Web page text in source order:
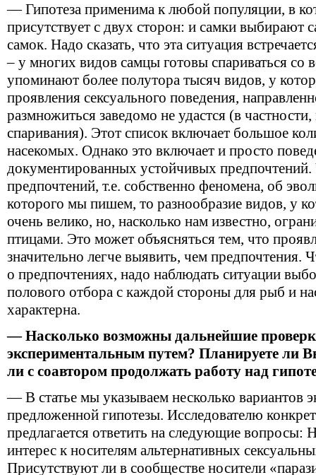
— Гипотеза применима к любой популяции, в
присутствует с двух сторон: и самки
самок. Надо сказать, что эта ситуация
– у многих видов самцы готовы спариваться со
упоминают более полутора тысяч видов, у
проявления сексуального поведения,
размножиться заведомо не удастся (в
спаривания). Этот список включает большое
насекомых. Однако это включает и просто
документированных устойчивых предпочтений.
предпочтений, т.е. собственно феномена, об
которого мы пишем, то разнообразие видов, у
очень велико, но, насколько нам известно,
птицами. Это может объясняться тем, что
значительно легче выявить, чем предпочтения.
о предпочтениях, надо наблюдать ситуации
полового отбора с каждой стороны для рыб и
характерна.
— Насколько возможны дальнейшие
экспериментальным путем? Планируете ли
ли с соавтором продолжать работу над
— В статье мы указываем несколько вариантов
предложенной гипотезы. Исследователю
предлагается ответить на следующие
интерес к носителям альтернативных
Присутствуют ли в сообществе носители